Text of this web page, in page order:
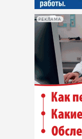
РЕКЛАМА